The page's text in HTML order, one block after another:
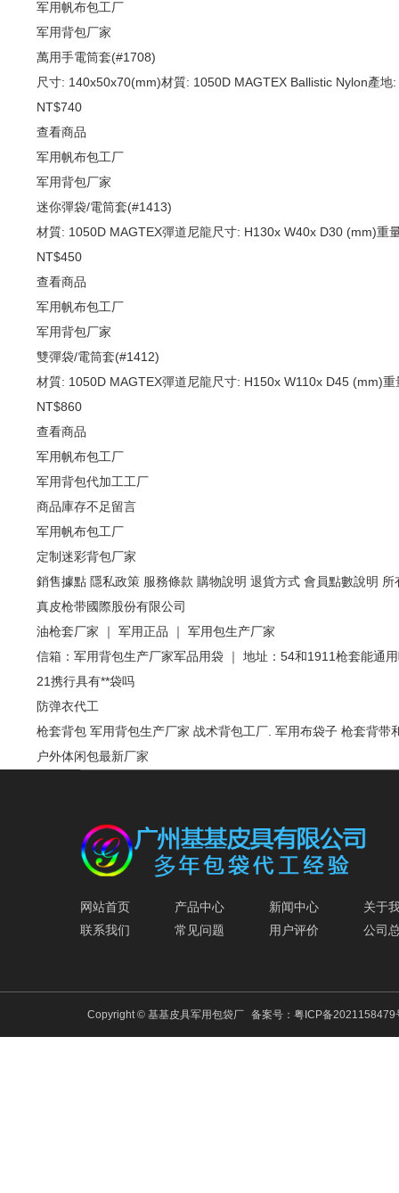
军用帆布包工厂
军用背包厂家
萬用手電筒套(#1708)
尺寸: 140x50x70(mm)材質: 1050D MAGTEX Ballistic Nylon產地
NT$740
查看商品
军用帆布包工厂
军用背包厂家
迷你彈袋/電筒套(#1413)
材質: 1050D MAGTEX彈道尼龍尺寸: H130x W40x D30 (mm)重
NT$450
查看商品
军用帆布包工厂
军用背包厂家
雙彈袋/電筒套(#1412)
材質: 1050D MAGTEX彈道尼龍尺寸: H150x W110x D45 (mm)
NT$860
查看商品
军用帆布包工厂
军用背包代加工工厂
商品庫存不足留言
军用帆布包工厂
定制迷彩背包厂家
銷售據點 隱私政策 服務條款 購物說明 退貨方式 會員點數說明 所
真皮枪带國際股份有限公司
油枪套厂家 ｜ 军用正品 ｜ 军用包生产厂家
信箱：军用背包生产厂家军品用袋 ｜ 地址：54和1911枪套能通
21携行具有**袋吗
防弹衣代工
枪套背包 军用背包生产厂家 战术背包工厂. 军用布袋子 枪套背带
户外体闲包最新厂家
网站首页 产品中心 新闻中心
关于
联系我们
常见问题 用户评价 公司
Copyright © 基基皮具军用包袋厂 备案号： 粤ICP备2021158479